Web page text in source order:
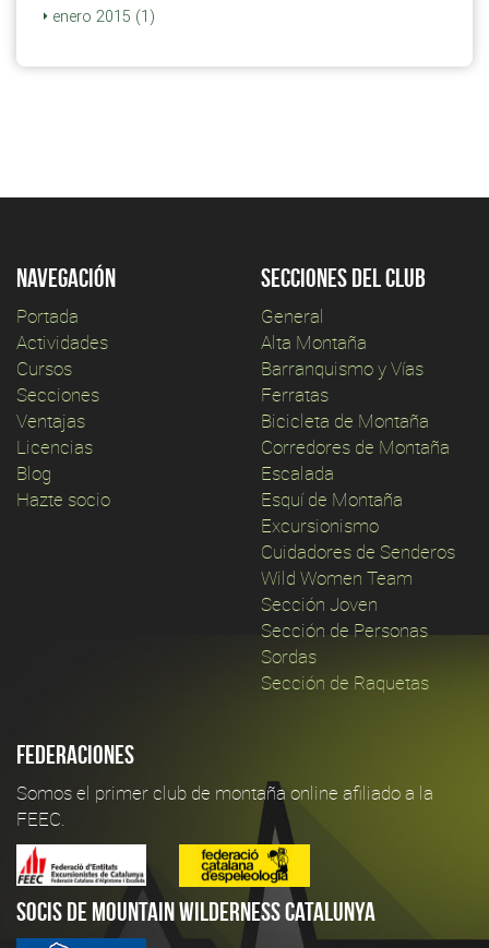
enero 2015 (1)
Navegación
Portada
Actividades
Cursos
Secciones
Ventajas
Licencias
Blog
Hazte socio
Secciones del club
General
Alta Montaña
Barranquismo y Vías
Ferratas
Bicicleta de Montaña
Corredores de Montaña
Escalada
Esquí de Montaña
Excursionismo
Cuidadores de Senderos
Wild Women Team
Sección Joven
Sección de Personas
Sordas
Sección de Raquetas
Federaciones
Somos el primer club de montaña online afiliado a la
FEEC.
Socis de Mountain Wilderness Catalunya